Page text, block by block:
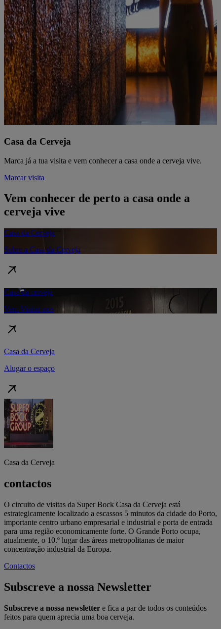
Casa da Cerveja
Marca já a tua visita e vem conhecer a casa onde a cerveja vive.
Marcar visita
Vem conhecer de perto a casa onde a
cerveja vive
Casa da Cerveja
Sobre a Casa da Cerveja
Casa da cerveja
Vem Visitar-nos
Casa da Cerveja
Alugar o espaço
Casa da Cerveja
contactos
O circuito de visitas da Super Bock Casa da Cerveja está
estrategicamente localizado a escassos 5 minutos da cidade do Porto,
importante centro urbano empresarial e industrial e porta de entrada
para uma região economicamente forte. O Grande Porto ocupa,
atualmente, o 10.º lugar das áreas metropolitanas de maior
concentração industrial da Europa.
Contactos
Subscreve a nossa Newsletter
Subscreve a nossa newsletter e fica a par de todos os conteúdos
feitos para quem aprecia uma boa cerveja.